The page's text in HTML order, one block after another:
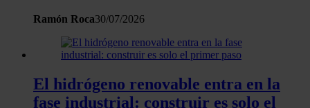
Ramón Roca30/07/2026
El hidrógeno renovable entra en la
fase industrial: construir es solo el